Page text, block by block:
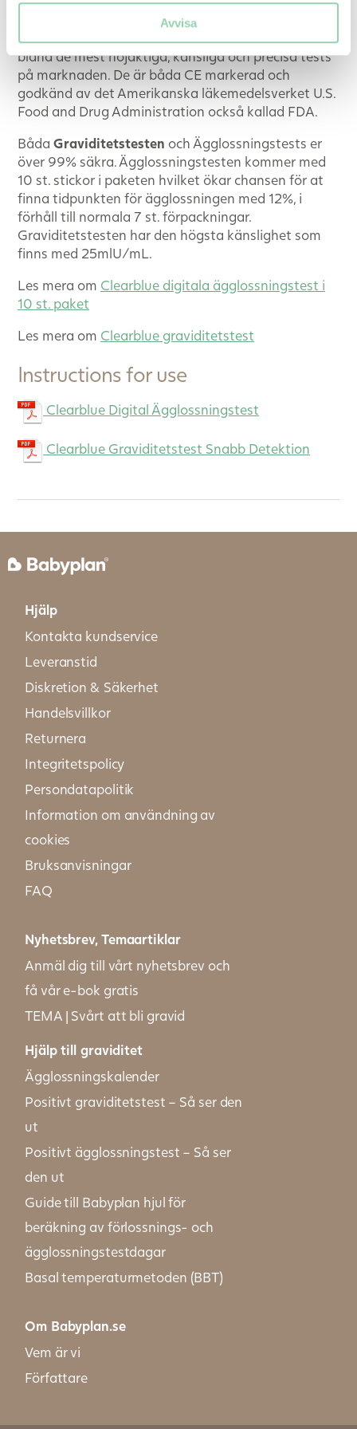
Avvisa
av högsta kvalitet.
Clearblues ägglossnings och graviditetstester tillhör
bland de mest nöjaktiga, känsliga och precisa tests
på marknaden. De är båda CE markerad och
godkänd av det Amerikanska läkemedelsverket U.S.
Food and Drug Administration också kallad FDA.
Båda Graviditetstesten och Ägglossningstests er
över 99% säkra. Ägglossningstesten kommer med
10 st. stickor i paketen hvilket ökar chansen för at
finna tidpunkten för ägglossningen med 12%, i
förhåll till normala 7 st. förpackningar.
Graviditetstesten har den högsta känslighet som
finns med 25mlU/mL.
Les mera om Clearblue digitala ägglossningstest i
10 st. paket
Les mera om Clearblue graviditetstest
Instructions for use
Clearblue Digital Ägglossningstest
Clearblue Graviditetstest Snabb Detektion
Hjälp
Kontakta kundservice
Leveranstid
Diskretion & Säkerhet
Handelsvillkor
Returnera
Integritetspolicy
Persondatapolitik
Information om användning av
cookies
Bruksanvisningar
FAQ
Nyhetsbrev, Temaartiklar
Anmäl dig till vårt nyhetsbrev och
få vår e-bok gratis
TEMA | Svårt att bli gravid
Hjälp till graviditet
Ägglossningskalender
Positivt graviditetstest – Så ser den
ut
Positivt ägglossningstest – Så ser
den ut
Guide till Babyplan hjul för
beräkning av förlossnings- och
ägglossningstestdagar
Basal temperaturmetoden (BBT)
Om Babyplan.se
Vem är vi
Författare